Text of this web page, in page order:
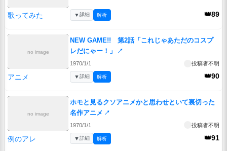
歌ってみた 👑89
▼詳細 解析
no image
NEW GAME!! 第2話「これじゃあただのコスプ
レだにゃー！」
↗
1970/1/1 投稿者不明
アニメ 👑90
▼詳細 解析
no image
ホモと見るクソアニメかと思わせといて裏切った
名作アニメ ↗
1970/1/1 投稿者不明
例のアレ 👑91
▼詳細 解析